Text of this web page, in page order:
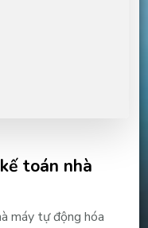
toán nhà
máy tự động hóa